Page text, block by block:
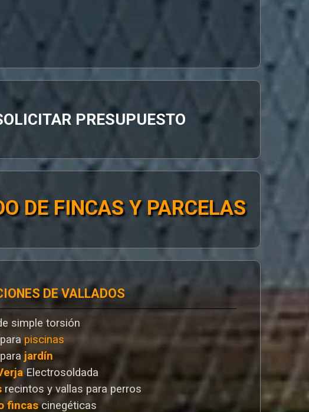
PRESUPUESTO
DE FINCAS Y PARCELAS
DE VALLADOS
simple torsión
para piscinas
para jardín
Electrosoldada
recintos y vallas para perros
fincascinegéticas